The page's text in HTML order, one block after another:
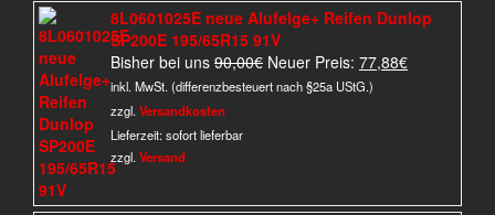
8L0601025E neue Alufelge+ Reifen Dunlop
SP200E 195/65R15 91V
Bisher bei uns 90,00€ Ursprünglicher
Preis
Neuer Preis: 77,88€Aktueller
inkl. MwSt. (differenzbesteuert nach §25a UStG.)
zzgl. Versandkosten
Lieferzeit:sofort lieferbar
zzgl. Versand